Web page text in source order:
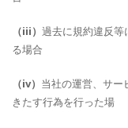
（iii） 過去に規約違反
る場合
（iv） 当社の運営、サー
きたす行為を行った場